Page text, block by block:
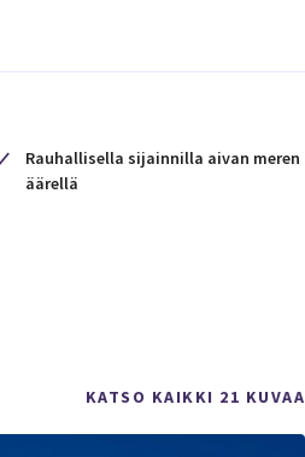
Rauhallisella sijainnilla aivan meren
äärellä
KATSO KAIKKI 21 KUVAA